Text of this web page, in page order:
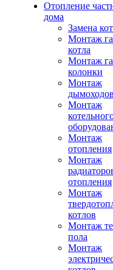
Отопление
дома
Замена
Монтаж
котла
Монтаж
колонки
Монтаж
Монтаж
Монтаж
отопления
Монтаж
отопления
Монтаж
котлов
Монтаж
пола
Монтаж